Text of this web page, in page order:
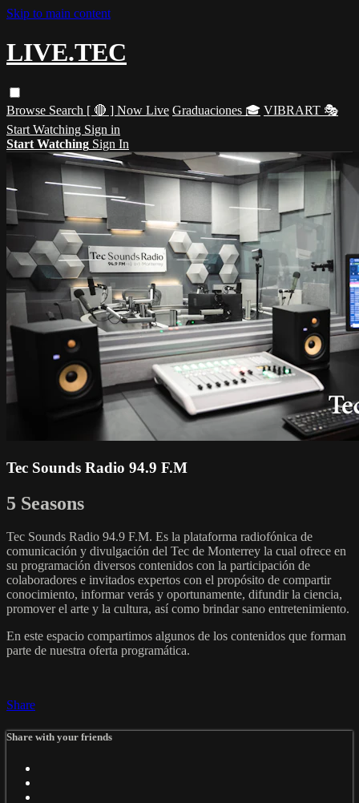
Skip to main content
LIVE.TEC
Browse Search [ 🔴 ] Now Live Graduaciones 🎓 VIBRART 🎭
Start Watching Sign in
Start Watching Sign In
Tec Sounds Radio 94.9 F.M
5 Seasons
Tec Sounds Radio 94.9 F.M. Es la plataforma radiofónica de
comunicación y divulgación del Tec de Monterrey la cual ofrece en
su programación diversos contenidos con la participación de
colaboradores e invitados expertos con el propósito de compartir
conocimiento, informar verás y oportunamente, difundir la ciencia,
promover el arte y la cultura, así como brindar sano entretenimiento.
En este espacio compartimos algunos de los contenidos que forman
parte de nuestra oferta programática.
Share
Share with your friends